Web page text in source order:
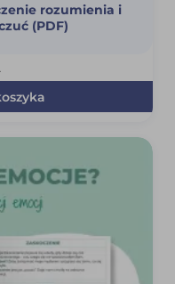
rozumienia i
(PDF)